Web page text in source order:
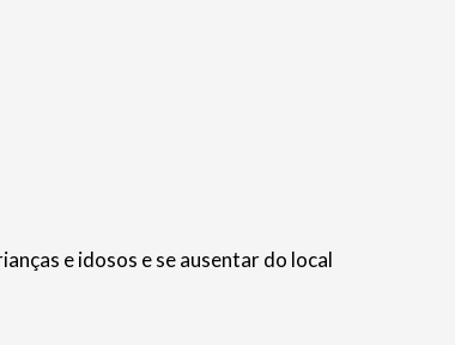
e idosos e se ausentar do local